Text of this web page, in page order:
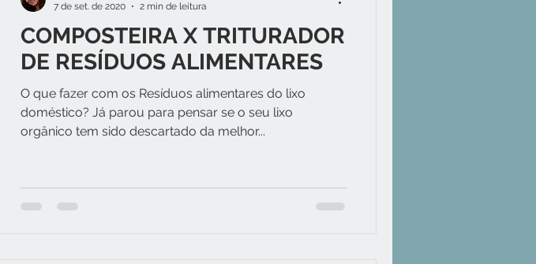
COMPOSTEIRA X TRITURADOR
DE RESÍDUOS ALIMENTARES
O que fazer com os Resíduos alimentares do lixo
doméstico? Já parou para pensar se o seu lixo
orgânico tem sido descartado da melhor...
7 de set. de 2020
2 min de leitura